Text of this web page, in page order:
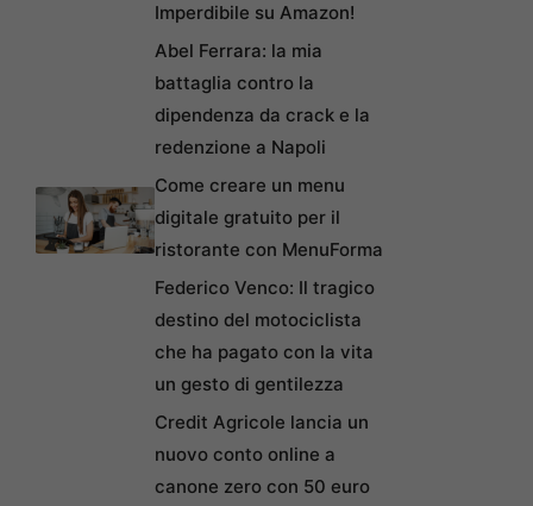
Imperdibile su Amazon!
Abel Ferrara: la mia
battaglia contro la
dipendenza da crack e la
redenzione a Napoli
Come creare un menu
digitale gratuito per il
ristorante con MenuForma
Federico Venco: Il tragico
destino del motociclista
che ha pagato con la vita
un gesto di gentilezza
Credit Agricole lancia un
nuovo conto online a
canone zero con 50 euro